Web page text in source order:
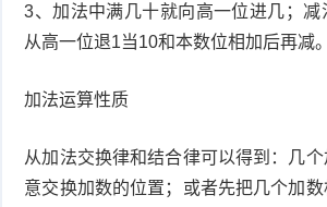
3、加法中满几十就向高一位进几；减
从高一位退1当10和本数位相加后再减。
加法运算性质
从加法交换律和结合律可以得到：几
意交换加数的位置；或者先把几个加